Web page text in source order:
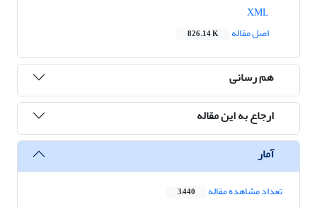
اصل مقاله
826.14 K
هم رسانی
ارجاع به این مقاله
آمار
تعداد مشاهده مقاله 3,440